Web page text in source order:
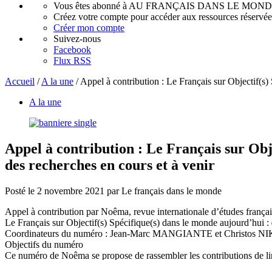
Vous êtes abonné à AU FRANÇAIS DANS LE
Créez votre compte pour accéder aux ressources
Créer mon compte
Suivez-nous
Facebook
Flux RSS
Accueil /A la une /Appel à contribution : Le Français sur Objectif(s)
A la une
Appel à contribution : Le Français sur
des recherches en cours et à venir
Posté le 2 novembre 2021 par Le français dans le monde
Appel à contribution par Noêma, revue internationale d’études
Le Français sur Objectif(s) Spécifique(s) dans le monde aujourd’hui
Coordinateurs du numéro : Jean-Marc MANGIANTE et Christos
Objectifs du numéro
Ce numéro de Noêma se propose de rassembler les contributions